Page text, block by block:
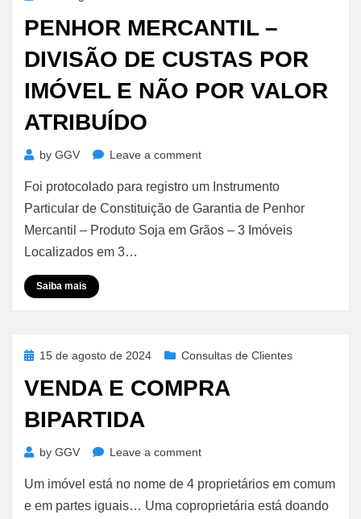
Obrigatório
Cancelamento
Por
Via
PENHOR MERCANTIL –
DIVISÃO DE CUSTAS POR
IMÓVEL E NÃO POR VALOR
ATRIBUÍDO
by GGV Leave a commenton
Mercantil
–
Divisão
Por
Atribuído
Foi protocolado para registro um Instrumento
Particular de Constituição de Garantia de Penhor
Mercantil – Produto Soja em Grãos – 3 Imóveis
Localizados em 3…
Saiba mais
Posted15 de agosto de 2024 Consultas de Clientes
VENDA E COMPRA
BIPARTIDA
by GGV Leave a commenton
e
Compra
Um imóvel está no nome de 4 proprietários em comum
e em partes iguais… Uma coproprietária está doando